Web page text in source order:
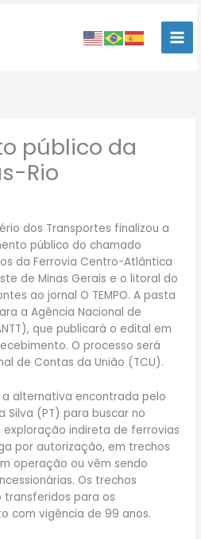
público da
Rio
dos Transportes finalizou a
público do chamado
da Ferrovia Centro-Atlântica
de Minas Gerais e o litoral do
ao jornal O TEMPO. A pasta
a Agência Nacional de
que publicará o edital em
O processo será
de Contas da União (TCU).
alternativa encontrada pelo
Silva (PT) para buscar no
indireta de ferrovias
por autorização, em trechos
operação ou vêm sendo
Os trechos
transferidos para os
com vigência de 99 anos.